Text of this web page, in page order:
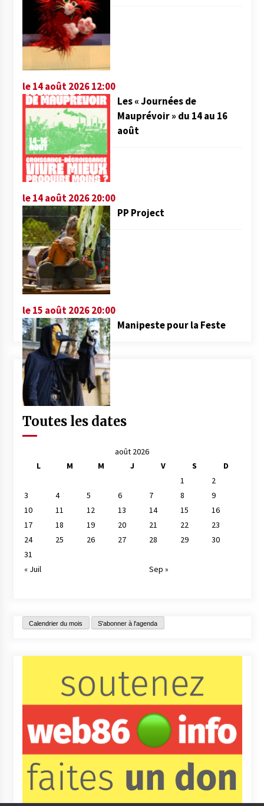
le 14 août 2026 12:00
Les « Journées de
Mauprévoir » du 14 au 16
août
le 14 août 2026 20:00
PP Project
le 15 août 2026 20:00
Manipeste pour la Feste
Toutes les dates
août 2026
L
M M J V S
D
1
2
3
4 5 6 7 8
9
10
11 12 13 14 15
16
17
18 19 20 21 22
23
24
25 26 27 28 29
30
31
« Juil
Sep »
Calendrier du mois S'abonner à l'agenda